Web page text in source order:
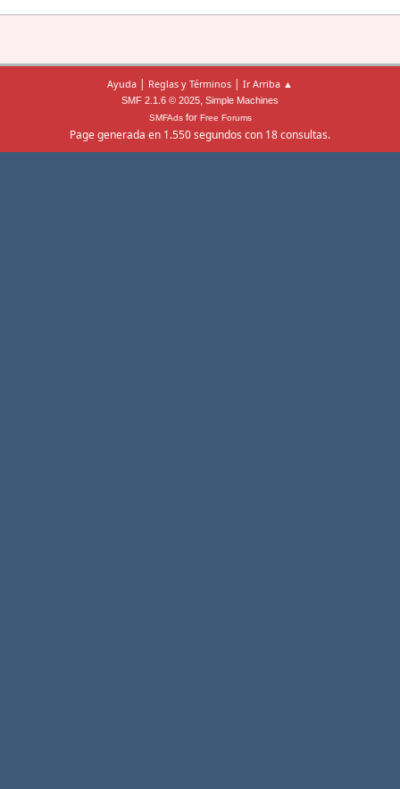
Ayuda | Reglas y Términos | Ir Arriba ▲
SMF 2.1.6 © 2025, Simple Machines
SMFAdsfor Free Forums
Page generada en 1.550 segundos con 18 consultas.